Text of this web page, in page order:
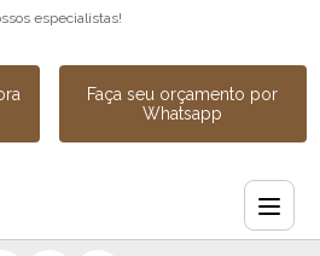
especialistas!
Faça seu orçamento por
Whatsapp